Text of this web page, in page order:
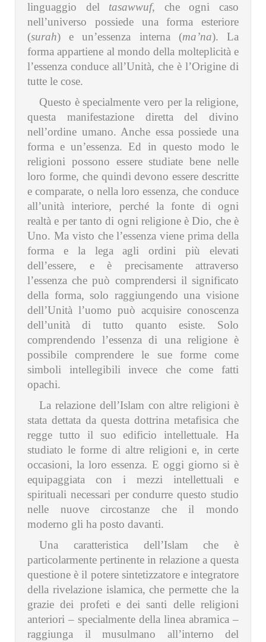
linguaggio del tasawwuf, che ogni caso
nell’universo possiede una forma esteriore
(surah) e un’essenza interna (ma’na). La
forma appartiene al mondo della molteplicità e
l’essenza conduce all’Unità, che è l’Origine di
tutte le cose.
Questo è specialmente vero per la religione,
questa manifestazione diretta del divino
nell’ordine umano. Anche essa possiede una
forma e un’essenza. Ed in questo modo le
religioni possono essere studiate bene nelle
loro forme, che quindi devono essere descritte
e comparate, o nella loro essenza, che conduce
all’unità interiore, perché la fonte di ogni
realtà e per tanto di ogni religione è Dio, che è
Uno. Ma visto che l’essenza viene prima della
forma e la lega agli ordini più elevati
dell’essere, e è precisamente attraverso
l’essenza che può comprendersi il significato
della forma, solo raggiungendo una visione
dell’Unità l’uomo può acquisire conoscenza
dell’unità di tutto quanto esiste. Solo
comprendendo l’essenza di una religione è
possibile comprendere le sue forme come
simboli intellegibili invece che come fatti
opachi.
La relazione dell’Islam con altre religioni è
stata dettata da questa dottrina metafisica che
regge tutto il suo edificio intellettuale. Ha
studiato le forme di altre religioni e, in certe
occasioni, la loro essenza. E oggi giorno si è
equipaggiata con i mezzi intellettuali e
spirituali necessari per condurre questo studio
nelle nuove circostanze che il mondo
moderno gli ha posto davanti.
Una caratteristica dell’Islam che è
particolarmente pertinente in relazione a questa
questione è il potere sintetizzatore e integratore
della rivelazione islamica, che permette che la
grazie dei profeti e dei santi delle religioni
anteriori – specialmente della linea abramica –
raggiunga il musulmano all’interno del